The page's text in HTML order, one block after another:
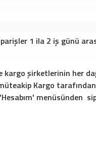
1 ila 2 iş günü
şirketlerinin her
Kargo
menüsünden